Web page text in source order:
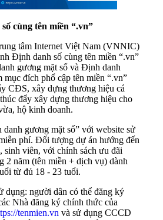
cùng tên miền “.vn”
tâm Internet Việt Nam (VNNIC)
Định danh số cùng tên miền “.vn”
gương mặt số và Định danh
mục đích phổ cập tên miền “.vn”
CĐS, xây dựng thương hiệu cá
đẩy xây dựng thương hiệu cho
hộ kinh doanh.
danh gương mặt số” với website sử
phí. Đối tượng dự án hướng đến
sinh viên, với chính sách ưu đãi
2 năm (tên miền + dịch vụ) dành
từ đủ 18 - 23 tuổi.
dụng: người dân có thể đăng ký
Nhà đăng ký chính thức của
tenmien.vn và sử dụng CCCD